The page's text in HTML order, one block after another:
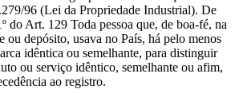
96 (Lei da Propriedade Industrial). De
do Art. 129 Toda pessoa que, de boa-fé, na
ou depósito, usava no País, há pelo menos
idêntica ou semelhante, para distinguir
ou serviço idêntico, semelhante ou afim,
ao registro.